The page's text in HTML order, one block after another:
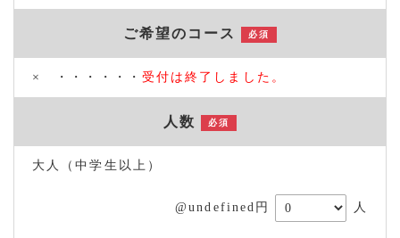
ご希望のコース 必須
× ・・・・・・ 受付は終了しました。
人数 必須
大人（中学生以上）
@undefined円 人